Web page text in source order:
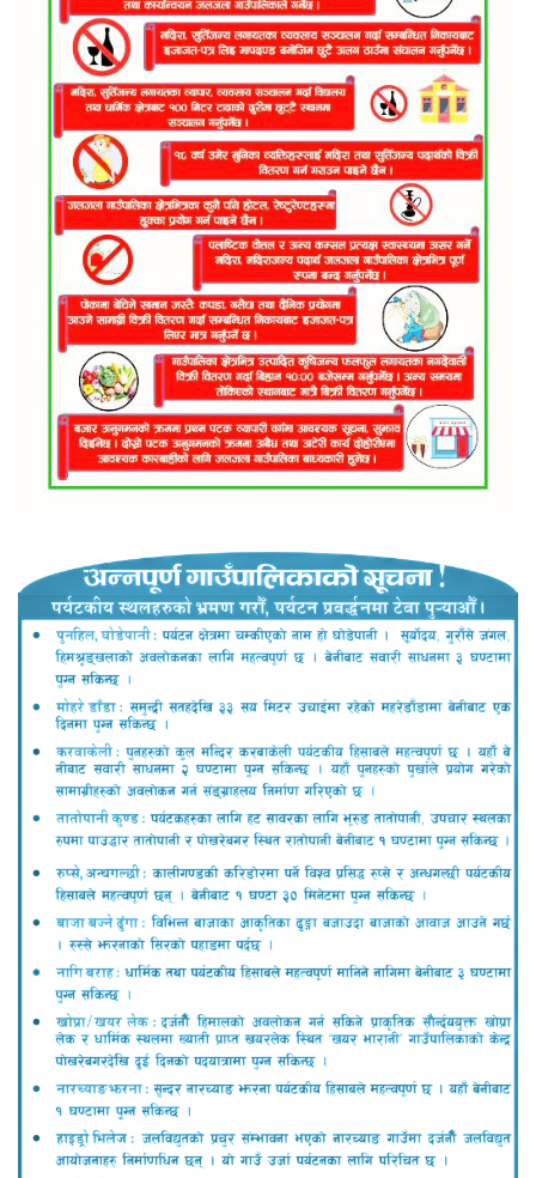
लोकप्रिय
ताजा समाचार
गलेश्वर, पाखाथर र रुममा गठबन्धनको घरदैलो र कार्यकर्ता
भेटघाट
मनमोहक भू–दृश्यले फेरिँदै मुस्ताङको मुहार
लुलाङमा गठबन्धनका उम्मेदवार मत माग्न घरदैलोमा
दग्नाममा वडा स्तरीय भदौरे गाउँसभा सम्पन्न
५६औं अन्तराष्ट्रिय साक्षरता दिवसको अवसरमा रत्न स्मृति